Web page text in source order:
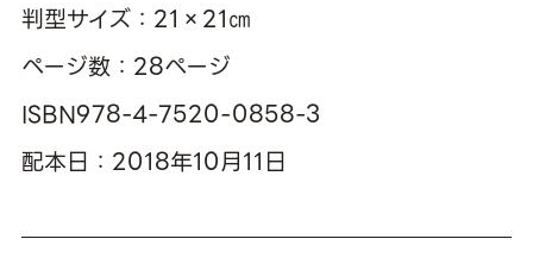
判型サイズ：21×21㎝
ページ数：28ページ
ISBN978-4-7520-0858-3
配本日：2018年10月11日